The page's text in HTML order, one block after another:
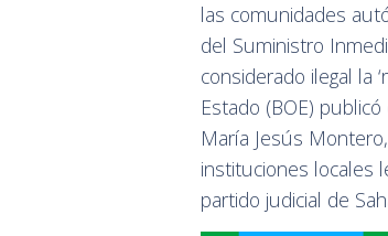
las comunidades
del Suministro
considerado ilegal la
Estado (BOE)
María Jesús
instituciones locales
partido judicial de